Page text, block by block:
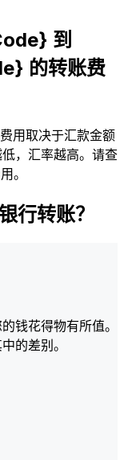
到
的转账费
用取决于汇款金额
，汇率越高。请查
。
行转账？
钱花得物有所值。
的差别。